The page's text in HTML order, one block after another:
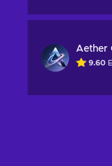
Aether
9.60